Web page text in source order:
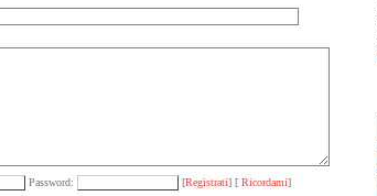
Password: [Registrati] [ Ricordami]